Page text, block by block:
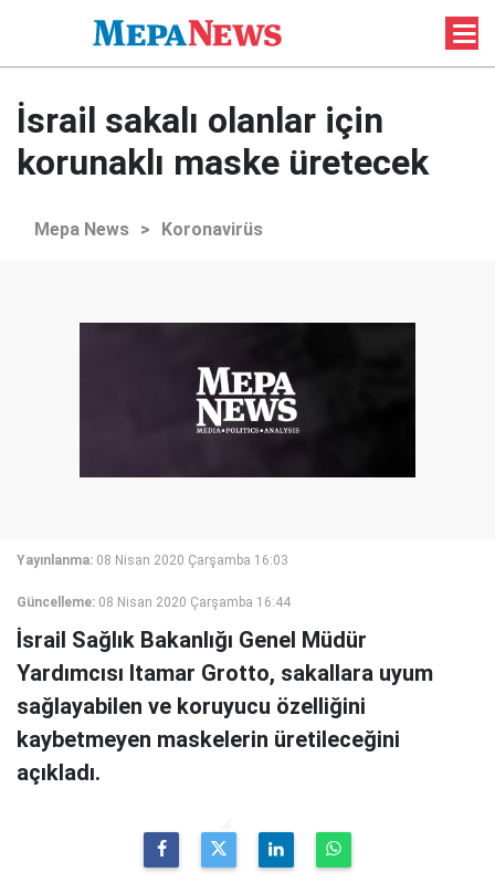
İsrail sakalı olanlar için
korunaklı maske üretecek
Mepa News > Koronavirüs
Yayınlanma: 08 Nisan 2020 Çarşamba 16:03
Güncelleme: 08 Nisan 2020 Çarşamba 16:44
İsrail Sağlık Bakanlığı Genel Müdür
Yardımcısı Itamar Grotto, sakallara uyum
sağlayabilen ve koruyucu özelliğini
kaybetmeyen maskelerin üretileceğini
açıkladı.